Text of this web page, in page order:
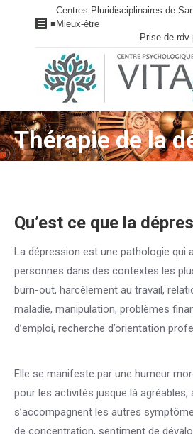
■
Centres Pluridisciplinaires de
Mieux-être
Prise de rdv
Vous êtes ici :
Thérapie de la
Qu’est ce que la
La dépression est une pathologie qui
personnes dans des contextes les
burn-out, harcèlement au travail,
maladie, manipulation, problèmes
d’emploi, recherche d’orientation
Elle se manifeste par une humeur
pour les activités jusque là agréables,
s’accompagnent les autres
de concentration, sentiment de